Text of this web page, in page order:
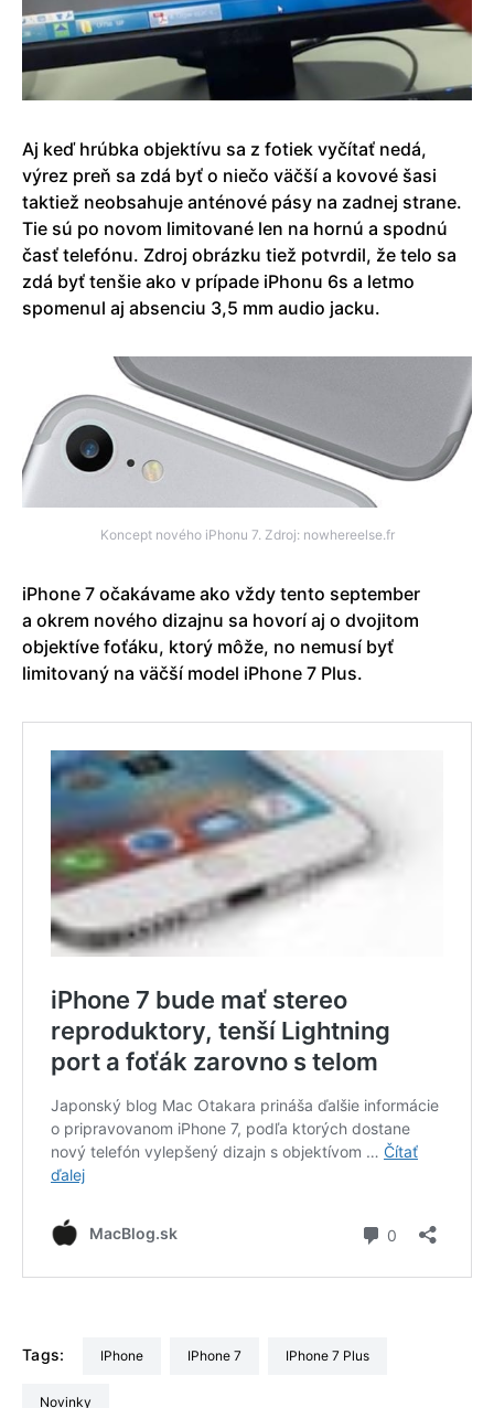
Aj keď hrúbka objektívu sa z fotiek vyčítať nedá,
výrez preň sa zdá byť o niečo väčší a kovové šasi
taktiež neobsahuje anténové pásy na zadnej strane.
Tie sú po novom limitované len na hornú a spodnú
časť telefónu. Zdroj obrázku tiež potvrdil, že telo sa
zdá byť tenšie ako v prípade iPhonu 6s a letmo
spomenul aj absenciu 3,5 mm audio jacku.
Koncept nového iPhonu 7. Zdroj: nowhereelse.fr
iPhone 7 očakávame ako vždy tento september
a okrem nového dizajnu sa hovorí aj o dvojitom
objektíve foťáku, ktorý môže, no nemusí byť
limitovaný na väčší model iPhone 7 Plus.
Tags: iPhone iPhone 7 iPhone 7 Plus
Novinky